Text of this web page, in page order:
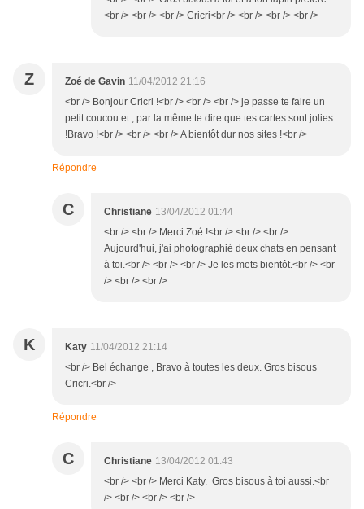
<br /> <br /> <br /> Cricri<br /> <br /> <br /> <br />
Z Zoé de Gavin 11/04/2012 21:16
<br /> Bonjour Cricri !<br /> <br /> <br /> je passe te faire un
petit coucou et , par la même te dire que tes cartes sont jolies
!Bravo !<br /> <br /> <br /> A bientôt dur nos sites !<br />
Répondre
C Christiane 13/04/2012 01:44
<br /> <br /> Merci Zoé !<br /> <br /> <br />
Aujourd'hui, j'ai photographié deux chats en pensant
à toi.<br /> <br /> <br /> Je les mets bientôt.<br /> <br
/> <br /> <br />
K Katy 11/04/2012 21:14
<br /> Bel échange , Bravo à toutes les deux. Gros bisous
Cricri.<br />
Répondre
C Christiane 13/04/2012 01:43
<br /> <br /> Merci Katy. Gros bisous à toi aussi.<br
/> <br /> <br /> <br />